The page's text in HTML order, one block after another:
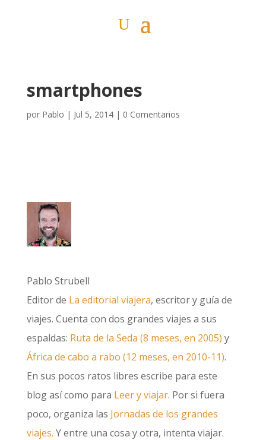
smartphones
por Pablo | Jul 5, 2014| 0 Comentarios
Pablo Strubell
Editor de La editorial viajera, escritor y guía de
viajes. Cuenta con dos grandes viajes a sus
espaldas: Ruta de la Seda (8 meses, en 2005) y
África de cabo a rabo (12 meses, en 2010-11).
En sus pocos ratos libres escribe para este
blog así como para Leer y viajar. Por si fuera
poco, organiza las Jornadas de los grandes
viajes. Y entre una cosa y otra, intenta viajar.